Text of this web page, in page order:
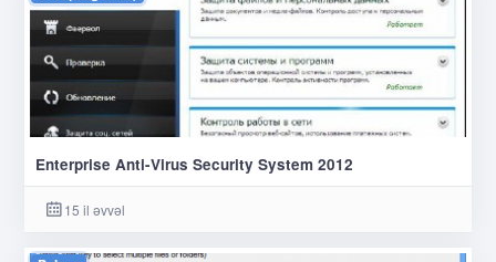
Enterprise Anti-Virus Security System 2012
15 il əvvəl